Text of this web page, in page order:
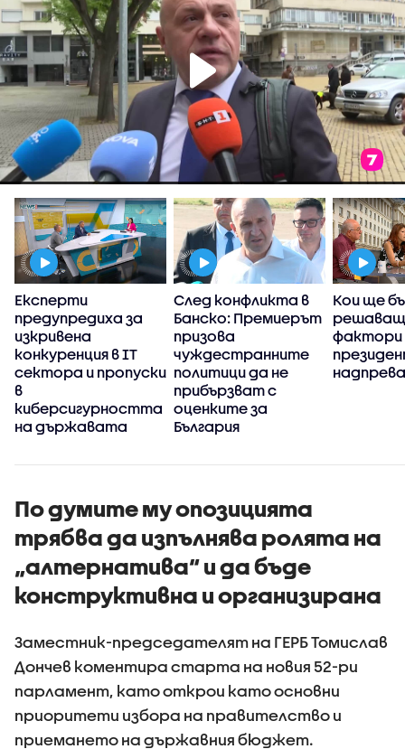
Експерти
предупредиха за
изкривена
конкуренция в IT
сектора и пропуски
в
киберсигурността
на държавата
След конфликта в
Банско: Премиерът
призова
чуждестранните
политици да не
прибързват с
оценките за
България
Кои ще
фактори
По думите му опозицията
трябва да изпълнява ролята на
„алтернатива“ и да бъде
конструктивна и организирана
Заместник-председателят на ГЕРБ Томислав
Дончев коментира старта на новия 52-ри
парламент, като открои като основни
приоритети избора на правителство и
приемането на държавния бюджет.